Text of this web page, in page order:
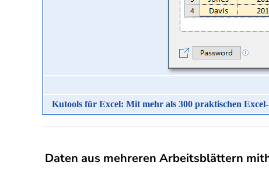
Kutools für Excel: Mit mehr als 300 praktischen
Daten aus mehreren Arbeitsblättern